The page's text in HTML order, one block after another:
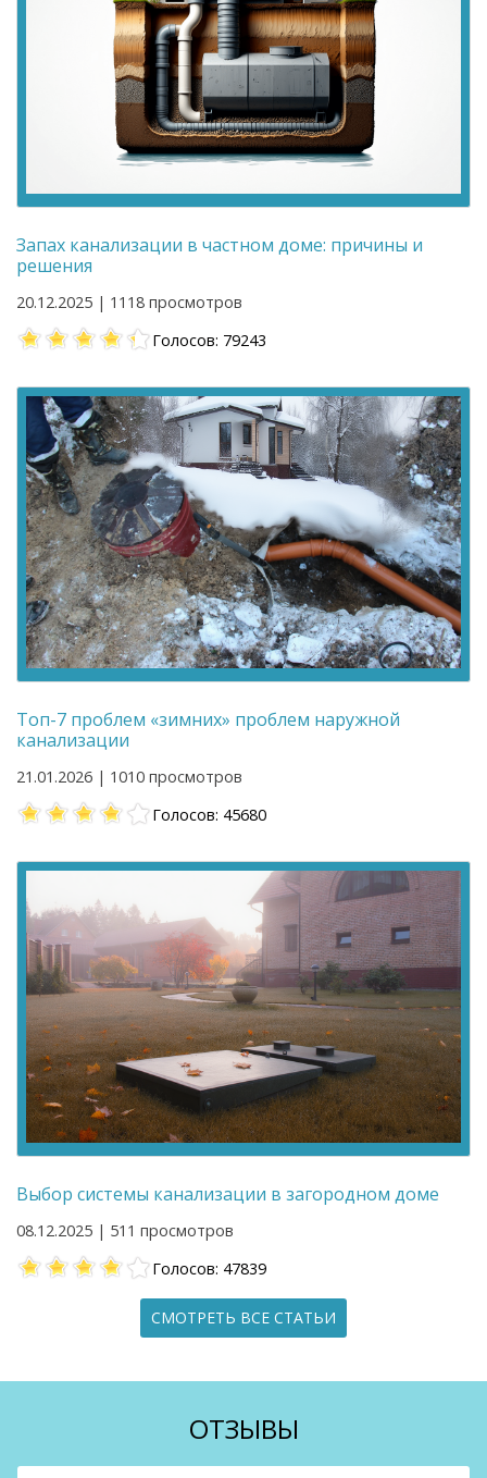
Запах канализации в частном доме: причины и
решения
20.12.2025 | 1118 просмотров
Голосов: 79243
Топ-7 проблем «зимних» проблем наружной
канализации
21.01.2026 | 1010 просмотров
Голосов: 45680
Выбор системы канализации в загородном доме
08.12.2025 | 511 просмотров
Голосов: 47839
СМОТРЕТЬ ВСЕ СТАТЬИ
ОТЗЫВЫ